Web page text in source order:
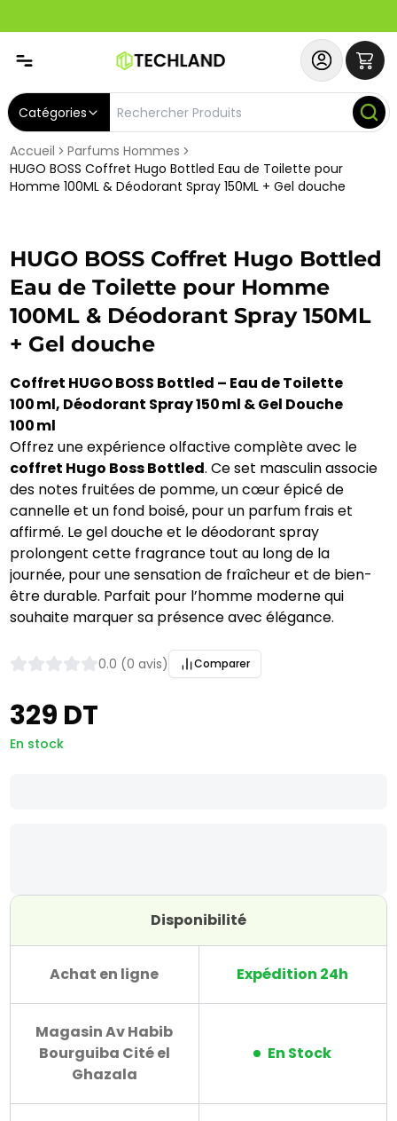
Catégories
Accueil
Parfums Hommes
HUGO BOSS Coffret Hugo Bottled Eau de Toilette pour
Homme 100ML & Déodorant Spray 150ML + Gel douche
HUGO BOSS Coffret Hugo Bottled
Eau de Toilette pour Homme
100ML & Déodorant Spray 150ML
+ Gel douche
Coffret HUGO BOSS Bottled – Eau de Toilette
100 ml, Déodorant Spray 150 ml & Gel Douche
100 ml
Offrez une expérience olfactive complète avec le
coffret Hugo Boss Bottled. Ce set masculin associe
des notes fruitées de pomme, un cœur épicé de
cannelle et un fond boisé, pour un parfum frais et
affirmé. Le gel douche et le déodorant spray
prolongent cette fragrance tout au long de la
journée, pour une sensation de fraîcheur et de bien-
être durable. Parfait pour l’homme moderne qui
souhaite marquer sa présence avec élégance.
0.0 (0 avis) Comparer
329 DT
En stock
Disponibilité
Achat en ligne Expédition 24h
Magasin Av Habib
Bourguiba Cité el
Ghazala
En Stock